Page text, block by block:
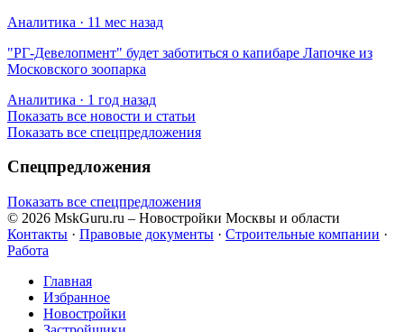
Аналитика · 11 мес назад
​"РГ-Девелопмент" будет заботиться о капибаре Лапочке из
Московского зоопарка
Аналитика · 1 год назад
Показать все новости и статьи
Показать все спецпредложения
Спецпредложения
Показать все спецпредложения
© 2026 MskGuru.ru – Новостройки Москвы и области
Контакты · Правовые документы · Строительные компании ·
Работа
Главная
Избранное
Новостр ойки